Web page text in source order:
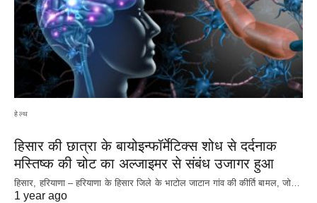
हेल्थ
हिसार की छात्रा के बायोइन्फॉर्मेटिक्स शोध से दर्दनाक
मस्तिष्क की चोट का अल्जाइमर से संबंध उजागर हुआ
हिसार, हरियाणा – हरियाणा के हिसार जिले के भाटोल जाटान गांव की कीर्ति बामल, जो…
1 year ago